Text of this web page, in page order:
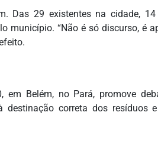
Das 29 existentes na cidade,
município. “Não é só discurso, é
Belém, no Pará, promove
correta dos resíduos